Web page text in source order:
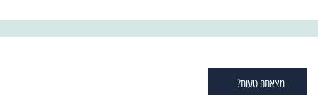
מצאתם טעות?